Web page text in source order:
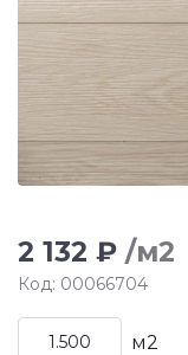
2 132 ₽ /м2
Код: 00066704
м2